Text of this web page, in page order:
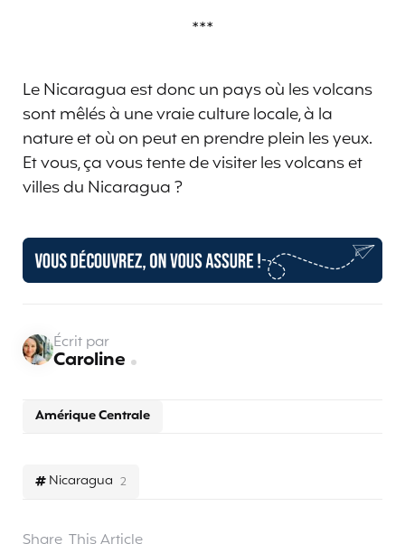
***
Le Nicaragua est donc un pays où les volcans
sont mêlés à une vraie culture locale, à la
nature et où on peut en prendre plein les yeux.
Et vous, ça vous tente de visiter les volcans et
villes du Nicaragua ?
Nicaragua 2
Amérique Centrale
Écrit par
Caroline